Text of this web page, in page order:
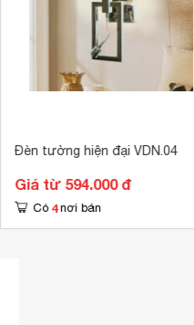
Đèn tường hiện đại VDN.04
Giá từ 594.000 đ
Có 4 nơi bán